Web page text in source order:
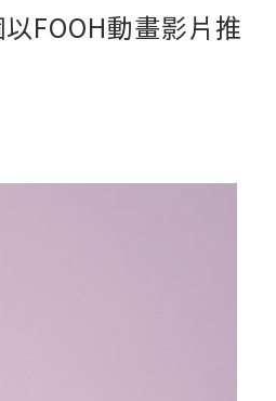
FOOH動畫影片推